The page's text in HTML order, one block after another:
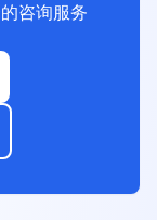
咨询服务